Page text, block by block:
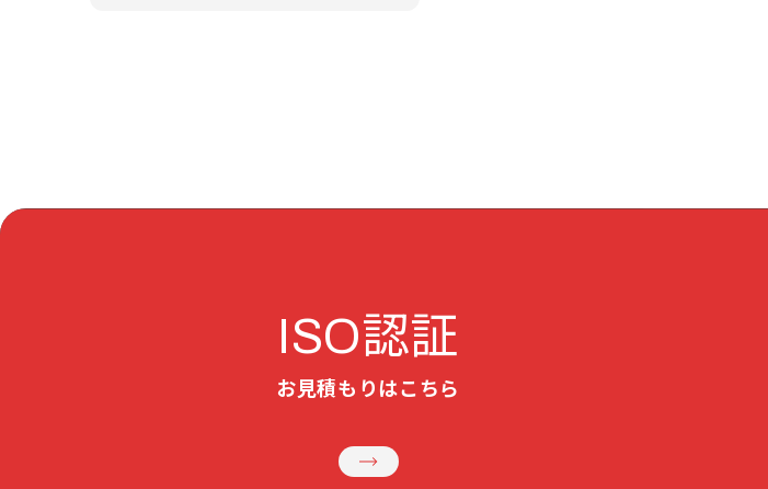
ISO認証
お見積もりはこちら